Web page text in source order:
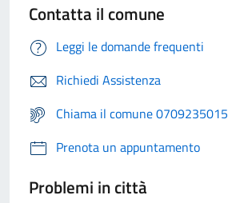
Contatta il comune
Leggi le domande frequenti
Richiedi Assistenza
Chiama il comune 0709235015
Prenota un appuntamento
Problemi in città